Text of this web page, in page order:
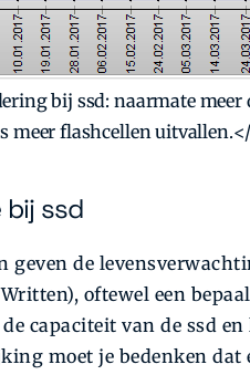
bij ssd: naarmate
meer flashcellen
bij ssd
geven de
oftewel een
capaciteit van de ssd
moet je bedenken dat